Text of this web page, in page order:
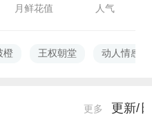
月鲜花值 人气
橙 王权朝堂 动人情感
更多 更新/